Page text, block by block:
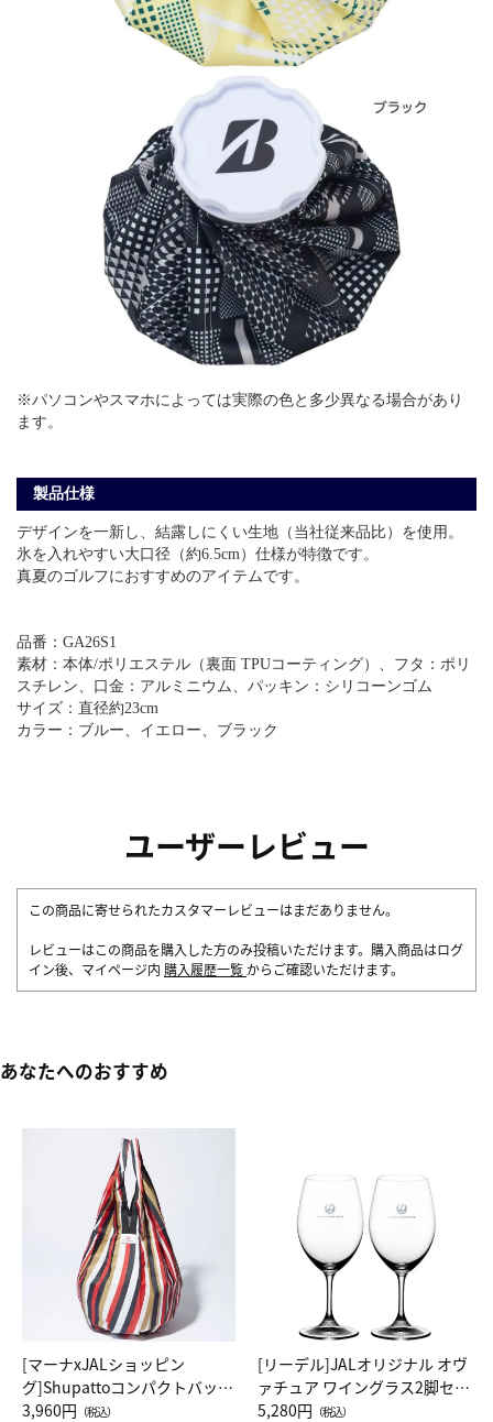
※パソコンやスマホによっては実際の色と多少異なる場合があり
ます。
製品仕様
デザインを一新し、結露しにくい生地（当社従来品比）を使用。
氷を入れやすい大口径（約6.5cm）仕様が特徴です。
真夏のゴルフにおすすめのアイテムです。
品番：GA26S1
素材：本体/ポリエステル（裏面 TPUコーティング）、フタ：ポリ
スチレン、口金：アルミニウム、パッキン：シリコーンゴム
サイズ：直径約23cm
カラー：ブルー、イエロー、ブラック
ユーザーレビュー
この商品に寄せられたカスタマーレビューはまだありません。
レビューはこの商品を購入した方のみ投稿いただけます。購入商品はログ
イン後、マイページ内 購入履歴一覧 からご確認いただけます。
あなたへのおすすめ
[マーナxJALショッピン
グ]Shupattoコンパクトバッグ
Drop JAL客室乗務員（LC）ス
3,960円 （税込）
[リーデル]JALオリジナル オヴ
ァチュア ワイングラス2脚セッ
ト（レッドワイン）
5,280円 （税込）